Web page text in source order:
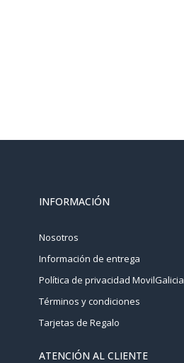
INFORMACIÓN
Nosotros
Información de entrega
Política de privacidad MovilGalicia
Términos y condiciones
Tarjetas de Regalo
ATENCIÓN AL CLIENTE